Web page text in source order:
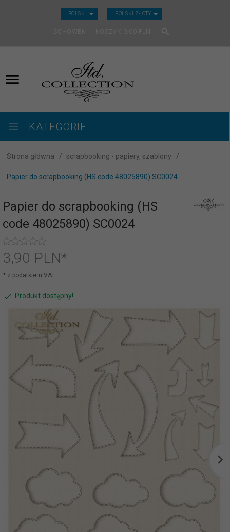
POLSKI CURRENCY_H
POLSKI ZŁOTY
SCHOWEK KOSZYK
KATEGORIE
Strona główna scrapbooking - papiery, szablony
Papier do scrapbooking (HS code 48025890) SC0024
Papier do scrapbooking (HS
code 48025890) SC0024
3,90 PLN*
* z podatkiem VAT
Produkt dostępny!